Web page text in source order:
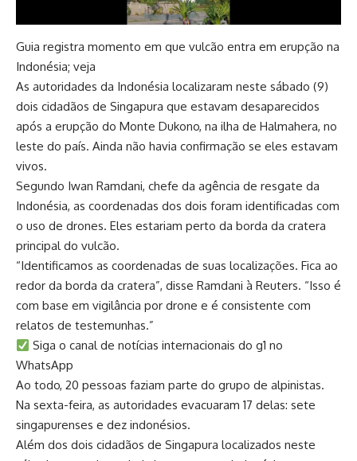
Guia registra momento em que vulcão entra em erupção na
Indonésia; veja
As autoridades da Indonésia localizaram neste sábado (9)
dois cidadãos de Singapura que estavam desaparecidos
após a erupção do Monte Dukono, na ilha de Halmahera, no
leste do país. Ainda não havia confirmação se eles estavam
vivos.
Segundo Iwan Ramdani, chefe da agência de resgate da
Indonésia, as coordenadas dos dois foram identificadas com
o uso de drones. Eles estariam perto da borda da cratera
principal do vulcão.
“Identificamos as coordenadas de suas localizações. Fica ao
redor da borda da cratera”, disse Ramdani à Reuters. “Isso é
com base em vigilância por drone e é consistente com
relatos de testemunhas.”
Siga o canal de notícias internacionais do g1 no
WhatsApp
Ao todo, 20 pessoas faziam parte do grupo de alpinistas.
Na sexta-feira, as autoridades evacuaram 17 delas: sete
singapurenses e dez indonésios.
Além dos dois cidadãos de Singapura localizados neste